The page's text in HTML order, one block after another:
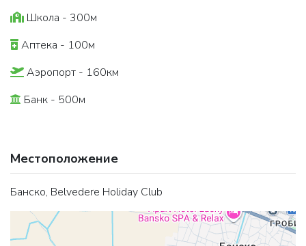
Школа - 300м
Аптека - 100м
Аэропорт - 160км
Банк - 500м
Местоположение
Банско, Belvedere Holiday Club